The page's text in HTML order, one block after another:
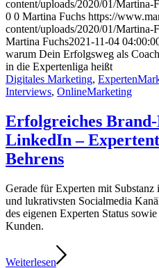
content/uploads/2020/01/
0 0 Martina Fuchs https://
content/uploads/2020/01/
Martina Fuchs2021-11-04
warum Dein Erfolgsweg als
in die Expertenliga heißt
Digitales Marketing,
Interviews, OnlineMarketing
Erfolgreiches
LinkedIn –
Behrens
Gerade für Experten mit
und lukrativsten Socialmedia
des eigenen Experten Status
Kunden.
Weiterlesen